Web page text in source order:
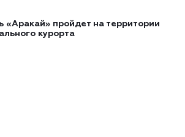
«Аракай» пройдет на территории
курорта